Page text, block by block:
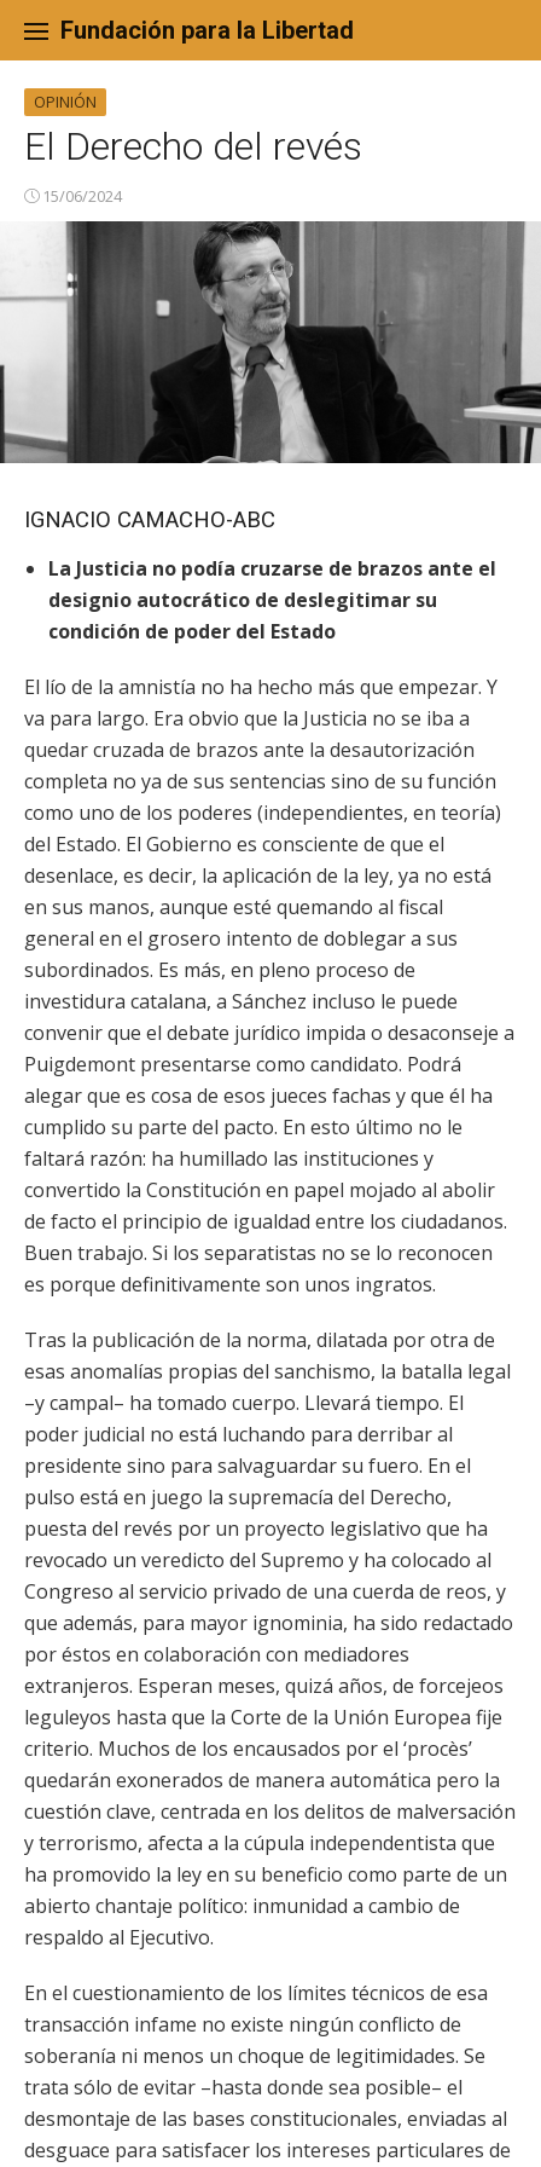
content
Fundación para la Libertad
OPINIÓN
El Derecho del revés
15/06/2024
IGNACIO CAMACHO-ABC
La Justicia no podía cruzarse de brazos ante el
designio autocrático de deslegitimar su
condición de poder del Estado
El lío de la amnistía no ha hecho más que empezar. Y
va para largo. Era obvio que la Justicia no se iba a
quedar cruzada de brazos ante la desautorización
completa no ya de sus sentencias sino de su función
como uno de los poderes (independientes, en teoría)
del Estado. El Gobierno es consciente de que el
desenlace, es decir, la aplicación de la ley, ya no está
en sus manos, aunque esté quemando al fiscal
general en el grosero intento de doblegar a sus
subordinados. Es más, en pleno proceso de
investidura catalana, a Sánchez incluso le puede
convenir que el debate jurídico impida o desaconseje a
Puigdemont presentarse como candidato. Podrá
alegar que es cosa de esos jueces fachas y que él ha
cumplido su parte del pacto. En esto último no le
faltará razón: ha humillado las instituciones y
convertido la Constitución en papel mojado al abolir
de facto el principio de igualdad entre los ciudadanos.
Buen trabajo. Si los separatistas no se lo reconocen
es porque definitivamente son unos ingratos.
Tras la publicación de la norma, dilatada por otra de
esas anomalías propias del sanchismo, la batalla legal
–y campal– ha tomado cuerpo. Llevará tiempo. El
poder judicial no está luchando para derribar al
presidente sino para salvaguardar su fuero. En el
pulso está en juego la supremacía del Derecho,
puesta del revés por un proyecto legislativo que ha
revocado un veredicto del Supremo y ha colocado al
Congreso al servicio privado de una cuerda de reos, y
que además, para mayor ignominia, ha sido redactado
por éstos en colaboración con mediadores
extranjeros. Esperan meses, quizá años, de forcejeos
leguleyos hasta que la Corte de la Unión Europea fije
criterio. Muchos de los encausados por el ‘procès’
quedarán exonerados de manera automática pero la
cuestión clave, centrada en los delitos de malversación
y terrorismo, afecta a la cúpula independentista que
ha promovido la ley en su beneficio como parte de un
abierto chantaje político: inmunidad a cambio de
respaldo al Ejecutivo.
En el cuestionamiento de los límites técnicos de esa
transacción infame no existe ningún conflicto de
soberanía ni menos un choque de legitimidades. Se
trata sólo de evitar –hasta donde sea posible– el
desmontaje de las bases constitucionales, enviadas al
desguace para satisfacer los intereses particulares de